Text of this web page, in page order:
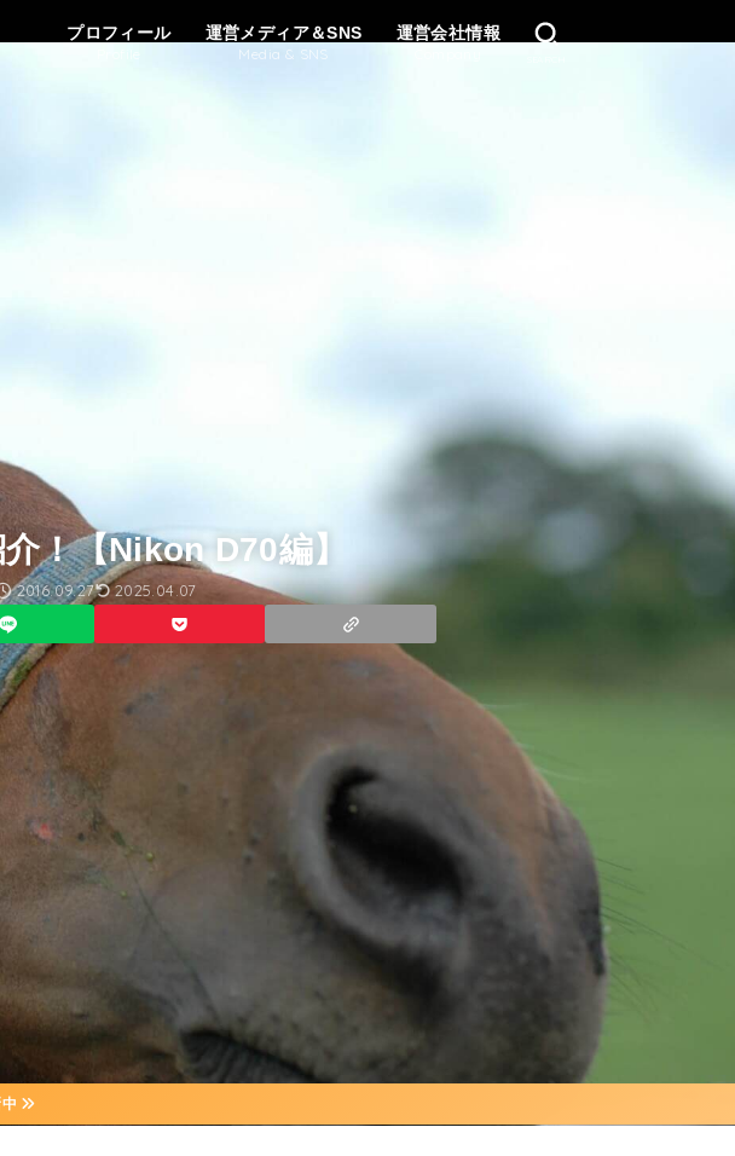
プロフィール 運営メディア＆SNS
Media & SNS
運営会社情報
！【Nikon D70編】
2016.09.27 2025.04.07